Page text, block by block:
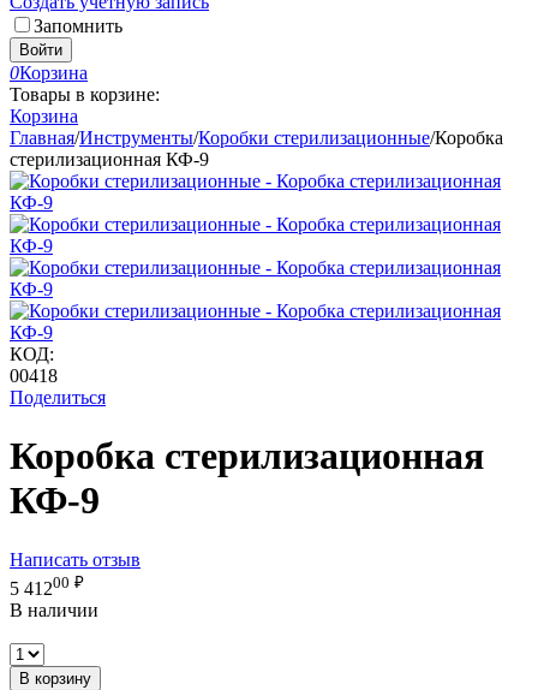
Запомнить
Войти
0Корзина
Товары в корзине:
Корзина
Главная/Инструменты/Коробки стерилизационные/Коробка
стерилизационная КФ-9
КОД:
00418
Поделиться
Коробка стерилизационная
КФ-9
Написать отзыв
5 41200 ₽
В наличии
В корзину